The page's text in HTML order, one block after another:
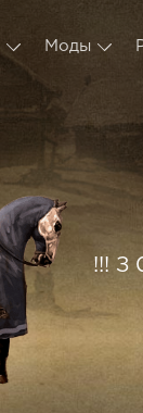
Моды
!!! З